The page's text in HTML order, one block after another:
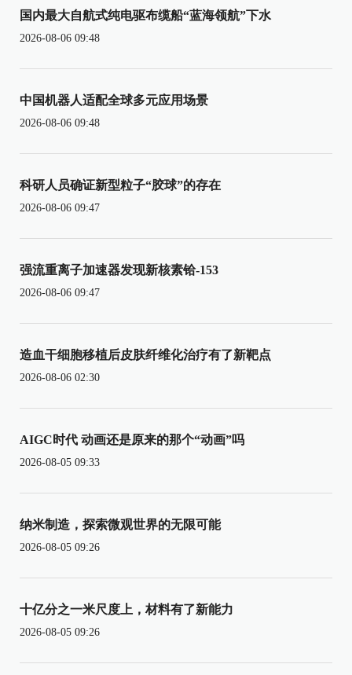
国内最大自航式纯电驱布缆船“蓝海领航”下水
2026-08-06 09:48
中国机器人适配全球多元应用场景
2026-08-06 09:48
科研人员确证新型粒子“胶球”的存在
2026-08-06 09:47
强流重离子加速器发现新核素铪-153
2026-08-06 09:47
造血干细胞移植后皮肤纤维化治疗有了新靶点
2026-08-06 02:30
AIGC时代 动画还是原来的那个“动画”吗
2026-08-05 09:33
纳米制造，探索微观世界的无限可能
2026-08-05 09:26
十亿分之一米尺度上，材料有了新能力
2026-08-05 09:26